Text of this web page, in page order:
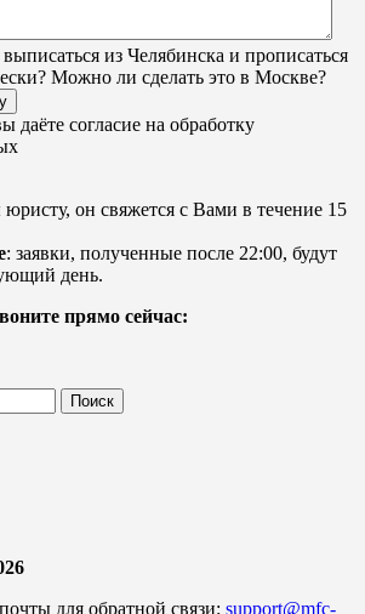
из Челябинска и прописаться
Можно ли сделать это в Москве?
даёте согласие на обработку
он свяжется с Вами в течение 15
: заявки, полученные после 22:00, будут
день.
прямо сейчас:
для обратной связи: support@mfc-